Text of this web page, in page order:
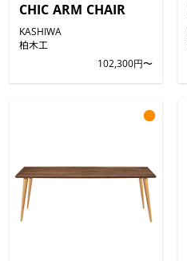
CHIC ARM CHAIR
KASHIWA
柏木工
102,300円〜
●